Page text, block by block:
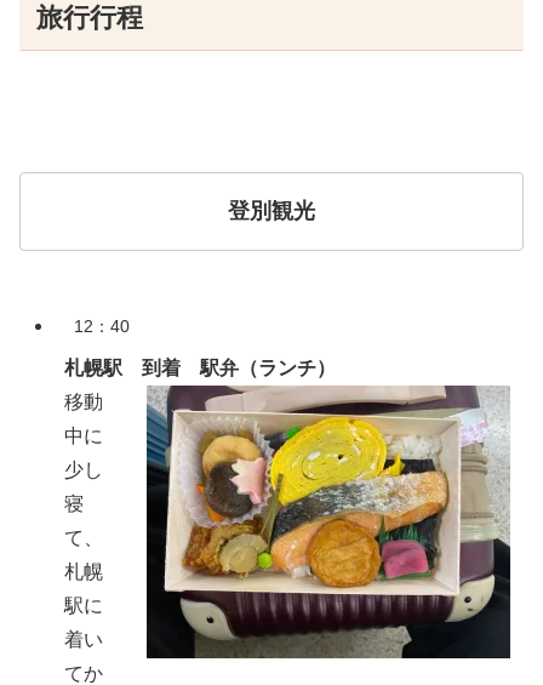
旅行行程
登別観光
12：40
札幌駅 到着 駅弁（ランチ）
移動
中に
少し
寝
て、
札幌
駅に
着い
てか